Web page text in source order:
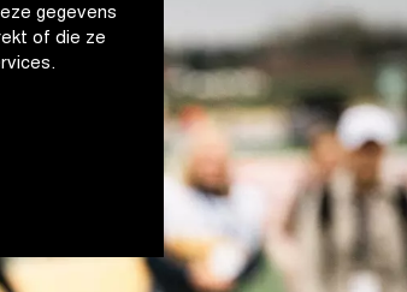
gegevens
of die ze